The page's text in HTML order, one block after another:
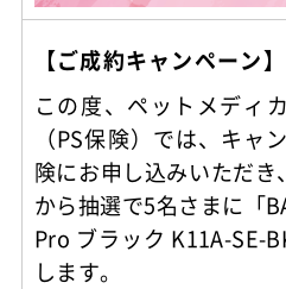
【ご成約キャンペーン】
この度、ペットメディ
（PS保険）では、キャ
険にお申し込みいただ
から抽選で5名さまに「
Pro ブラック K11A-SE-
します。